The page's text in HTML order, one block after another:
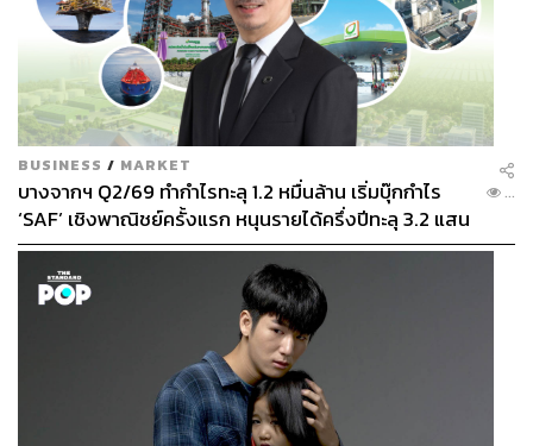
ด้วยเหตุนี้เองพวกเขาจึงเข้ามาลงทุนกับ True ด้วยการเซ็น
สัญญาร่วมพัฒนาแพลตฟอร์ม TrueMoney Wallet เมื่อเดือน
กันยายนปีที่แล้ว ผ่านการแลกเปลี่ยน Know How และ
ประสบการณ์องค์ความรู้ในด้านต่างๆ ของบริษัท เพื่อให้ผู้ให้
บริการ e-Wallet จากไทยรายนี้ได้รับความนิยมจนเปลี่ยน
สถานะเป็น Alipay ของคนไทย
ปัจจุบัน Alipay และ TrueMoney Wallet ประสบความสำเร็จ
ในการเป็นผู้ให้บริการกระเป๋าสตางค์ออนไลน์รายแรกและ
รายที่สองในโลกที่สามารถชำระเงินผ่านสโตร์ของบริษัท
Apple โดยทาง Alipay ตั้งเป้าไว้ว่าภายใน 2 ปีข้างหน้า ผู้ใช้
บริการพาร์ตเนอร์ในหลายๆ ประเทศอย่าง Paytm (อินเดีย),
Kakao Pay (เกาหลีใต้) และ GCash (ฟิลิปปินส์) จะต้อง
สามารถทำธุรกรรมใช้จ่ายร่วมกันได้อย่างไร้ข้อจำกัด
BUSINESS / MARKET
บางจากฯ Q2/69 ทำกำไรทะลุ 1.2 หมื่นล้าน เริ่มบุ๊กกำไร
‘SAF’ เชิงพาณิชย์ครั้งแรก หนุนรายได้ครึ่งปีทะลุ 3.2 แสน
ล้าน
...